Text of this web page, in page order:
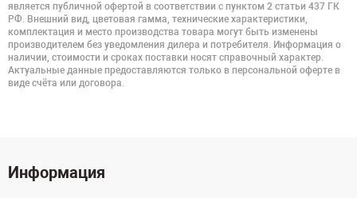
является публичной офертой в соответствии с пунктом 2 статьи 437 ГК
РФ. Внешний вид, цветовая гамма, технические характеристики,
комплектация и место производства товара могут быть изменены
производителем без уведомления дилера и потребителя. Информация о
наличии, стоимости и сроках поставки носят справочный характер.
Актуальные данные предоставляются только в персональной оферте в
виде счёта или договора.
Информация